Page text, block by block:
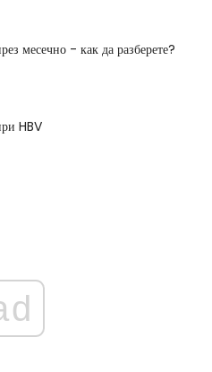
месечно - как да разберете?
HBV